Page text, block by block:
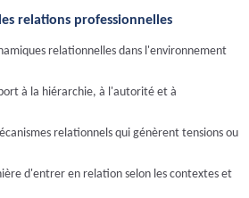
relations professionnelles
relationnelles dans l'environnement
à la hiérarchie, à l'autorité et à
relationnels qui génèrent tensions ou
d'entrer en relation selon les contextes et